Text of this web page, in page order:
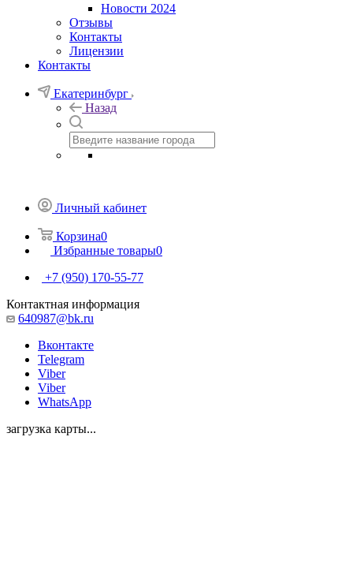
Новости 2024
Отзывы
Контакты
Лицензии
Контакты
Екатеринбург
Назад
Личный кабинет
Корзина0
Избранные товары0
+7 (950) 170-55-77
Контактная информация
640987@bk.ru
Вконтакте
Telegram
Viber
Viber
WhatsApp
загрузка карты...